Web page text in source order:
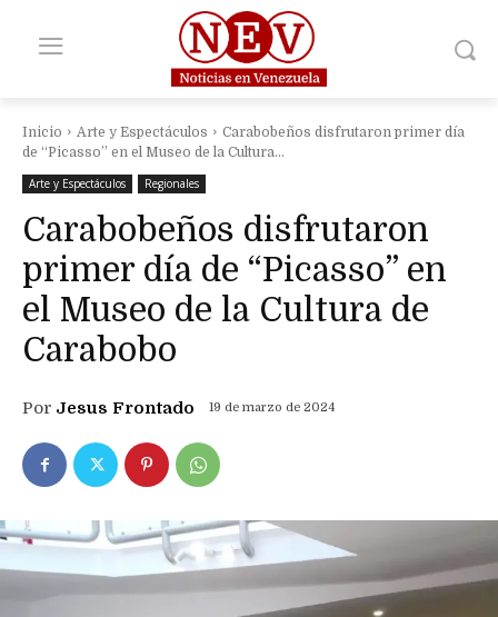
Inicio Arte y Espectáculos
Carabobeños disfrutaron primer día
de “Picasso” en el Museo de la Cultura...
Arte y Espectáculos
Regionales
Carabobeños disfrutaron
primer día de “Picasso” en
el Museo de la Cultura de
Carabobo
Por Jesus Frontado 19 de marzo de 2024